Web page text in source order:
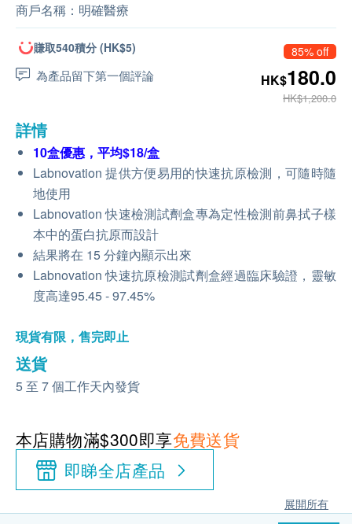
商戶名稱： 明確醫療
賺取540積分 (HK$5)
為產品留下第一個評論
85% off
HK$180.0
HK$1,200.0
詳情
10盒優惠，平均$18/盒
Labnovation 提供方便易用的快速抗原檢測，可隨時隨
地使用
Labnovation 快速檢測試劑盒專為定性檢測前鼻拭子樣
本中的蛋白抗原而設計
結果將在 15 分鐘內顯示出來
Labnovation 快速抗原檢測試劑盒經過臨床驗證，靈敏
度高達95.45 - 97.45%
現貨有限，售完即止
送貨
5 至 7 個工作天內發貨
本店購物滿$300即享免費送貨
即睇全店產品
展開所有